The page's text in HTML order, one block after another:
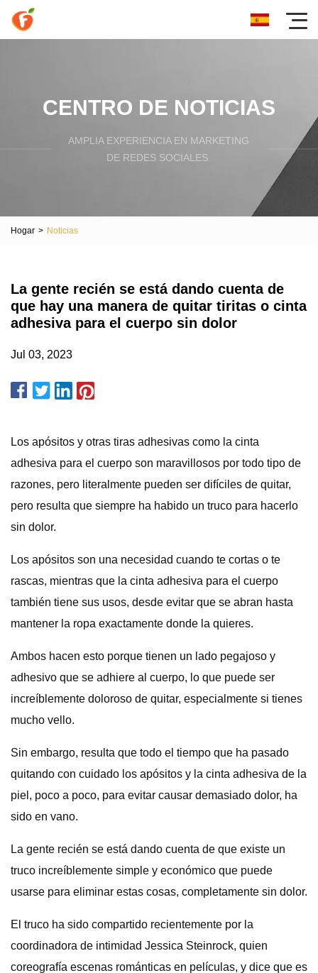
CENTRO DE NOTICIAS
AMPLIA EXPERIENCIA EN MARKETING
DE REDES SOCIALES.
Hogar > Noticias
La gente recién se está dando cuenta de
que hay una manera de quitar tiritas o cinta
adhesiva para el cuerpo sin dolor
Jul 03, 2023
Los apósitos y otras tiras adhesivas como la cinta
adhesiva para el cuerpo son maravillosos por todo tipo de
razones, pero literalmente pueden ser difíciles de quitar,
pero resulta que siempre ha habido un truco para hacerlo
sin dolor.
Los apósitos son una necesidad cuando te cortas o te
rascas, mientras que la cinta adhesiva para el cuerpo
también tiene sus usos, desde evitar que se abran hasta
mantener la ropa exactamente donde la quieres.
Ambos hacen esto porque tienen un lado pegajoso y
adhesivo que se adhiere al cuerpo, lo que puede ser
increíblemente doloroso de quitar, especialmente si tienes
mucho vello.
Sin embargo, resulta que todo el tiempo que ha pasado
quitando con cuidado los apósitos y la cinta adhesiva de la
piel, poco a poco, para evitar causar demasiado dolor, ha
sido en vano.
La gente recién se está dando cuenta de que existe un
truco increíblemente simple y económico que puede
usarse para eliminar estas cosas, completamente sin dolor.
El truco ha sido compartido recientemente por la
coordinadora de intimidad Jessica Steinrock, quien
coreografía escenas románticas en películas, y dice que es